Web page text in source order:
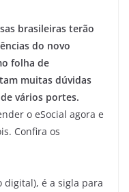
brasileiras terão
do novo
folha de
muitas dúvidas
vários portes.
o eSocial agora e
Confira os
digital), é a sigla para